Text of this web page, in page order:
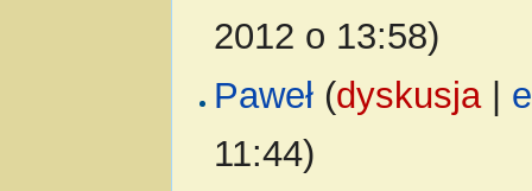
2012 o 13:58)
Paweł (dyskusja|
11:44)